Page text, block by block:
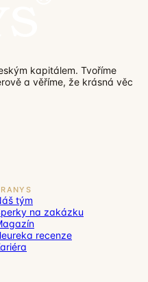
kapitálem. Tvoříme
a věříme, že krásná věc
tým
na zakázku
recenze